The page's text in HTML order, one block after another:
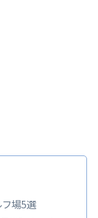
場5選